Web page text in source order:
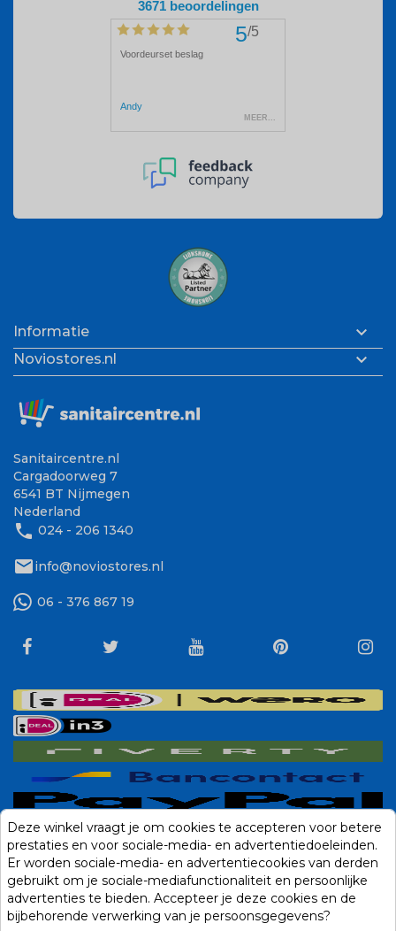
Informatie 
Noviostores.nl 
Sanitaircentre.nl
Cargadoorweg 7
6541 BT Nijmegen
Nederland
phone 024 - 206 1340
mailinfo@noviostores.nl
06 - 376 867 19
Deze winkel vraagt je om cookies te accepteren voor betere
prestaties en voor sociale-media- en advertentiedoeleinden.
Er worden sociale-media- en advertentiecookies van derden
gebruikt om je sociale-mediafunctionaliteit en persoonlijke
advertenties te bieden. Accepteer je deze cookies en de
bijbehorende verwerking van je persoonsgegevens?